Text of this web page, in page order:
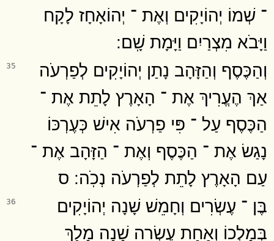
־ שְׁמוֹ יְהוֹיָקִים וְאֶת ־ יְהוֹאָחָז לָקָח
וַיָּבֹא מִצְרַיִם וַיָּמָת שָֽׁם ׃
35
וְהַכֶּסֶף וְהַזָּהָב נָתַן יְהוֹיָקִים לְפַרְעֹה
אַךְ הֶעֱרִיךְ אֶת ־ הָאָרֶץ לָתֵת אֶת ־
הַכֶּסֶף עַל ־ פִּי פַרְעֹה אִישׁ כְּעֶרְכּוֹ
נָגַשׂ אֶת ־ הַכֶּסֶף וְאֶת ־ הַזָּהָב אֶת ־
עַם הָאָרֶץ לָתֵת לְפַרְעֹה נְכֹֽה ׃ ס
36
בֶּן ־ עֶשְׂרִים וְחָמֵשׁ שָׁנָה יְהוֹיָקִים
בְּמָלְכוֹ וְאַחַת עֶשְׂרֵה שָׁנָה מָלַךְ